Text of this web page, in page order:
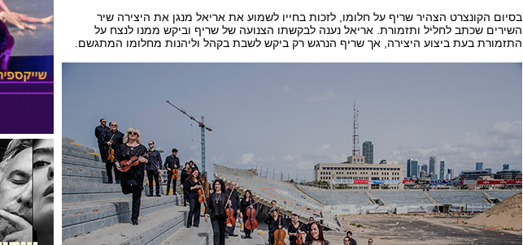
בסיום הקונצרט הצהיר שריף על חלומו, לזכות בחייו לשמוע את אריאל מנגן את היצירה שיר
השירים שכתב לחליל ותזמורת. אריאל נענה לבקשתו הצנועה של שריף וביקש ממנו לנצח על
התזמורת בעת ביצוע היצירה, אך שריף הנרגש רק ביקש לשבת בקהל וליהנות מחלומו המתגשם.